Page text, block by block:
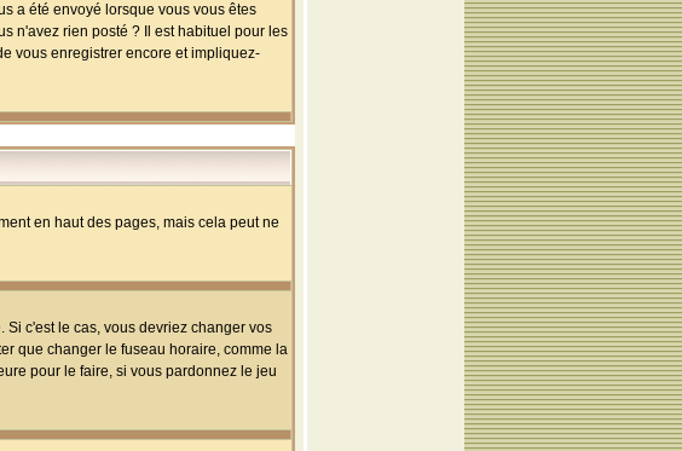
a été envoyé lorsque vous vous êtes
n'avez rien posté ? Il est habituel pour les
vous enregistrer encore et impliquez-
en haut des pages, mais cela peut ne
c'est le cas, vous devriez changer vos
que changer le fuseau horaire, comme la
pour le faire, si vous pardonnez le jeu